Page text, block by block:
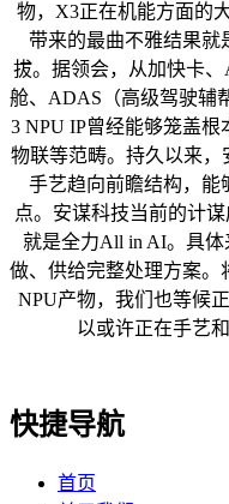
物，X3正在机能方面的
带来的最曲不雅结果就
拔。据领会，从加快卡
舱、ADAS（高级驾驶辅
3 NPU IP曾经能够笼盖
物联等范畴。持久以来
手艺趋向前瞻结构，能
点。安谋科技当前的计
就是全力All in AI。具
做、供给完整处理方案。
NPU产物，我们也等候
以或许正在手艺
快捷导航
首页